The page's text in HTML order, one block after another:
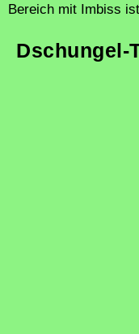
Bereich mit Imbiss
Dschungel-